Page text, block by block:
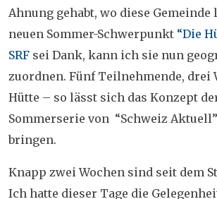
Ahnung gehabt, wo diese Gemeinde
neuen Sommer-Schwerpunkt “Die
SRF sei Dank, kann ich sie nun
zuordnen. Fünf Teilnehmende, drei
Hütte – so lässt sich das Konzept
Sommerserie von “Schweiz
bringen.
Knapp zwei Wochen sind seit dem
Ich hatte dieser Tage die